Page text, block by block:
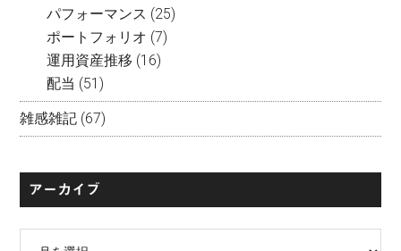
パフォーマンス (25)
ポートフォリオ (7)
運用資産推移 (16)
配当 (51)
雑感雑記 (67)
アーカイブ